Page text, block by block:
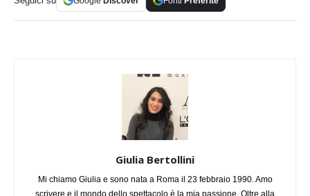
Giulia Bertollini
Mi chiamo Giulia e sono nata a Roma il 23 febbraio 1990. Amo
scrivere e il mondo dello spettacolo è la mia passione. Oltre alla